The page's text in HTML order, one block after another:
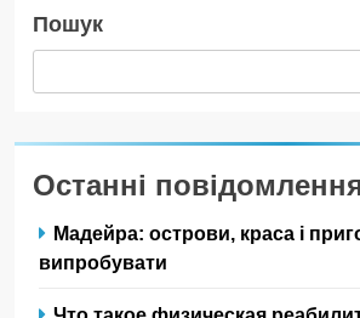
Пошук
Останні
Мадейра: острови, краса і
випробувати